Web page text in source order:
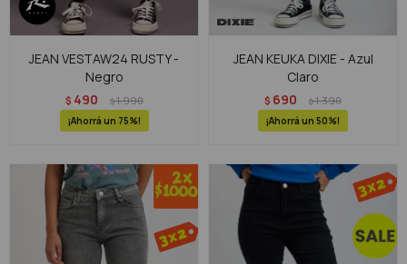
JEAN VESTAW24 RUSTY -
Negro
$ 490 $1.990
75
JEAN KEUKA DIXIE - Azul
Claro
$ 690 $1.390
50